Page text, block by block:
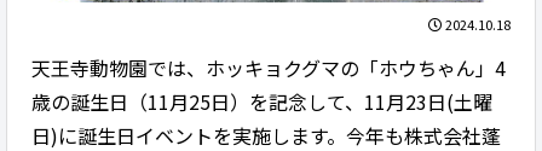
2024.10.18
天王寺動物園では、ホッキョクグマの「ホウちゃん」4
歳の誕生日（11月25日）を記念して、11月23日(土曜
日)に誕生日イベントを実施します。今年も株式会社蓬